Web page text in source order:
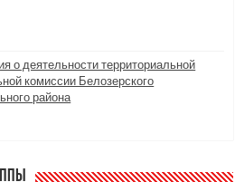
о деятельности территориальной
комиссии Белозерского
района